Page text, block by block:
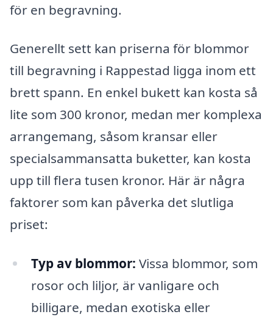
för en begravning.
Generellt sett kan priserna för blommor
till begravning i Rappestad ligga inom ett
brett spann. En enkel bukett kan kosta så
lite som 300 kronor, medan mer komplexa
arrangemang, såsom kransar eller
specialsammansatta buketter, kan kosta
upp till flera tusen kronor. Här är några
faktorer som kan påverka det slutliga
priset:
Typ av blommor: Vissa blommor, som
rosor och liljor, är vanligare och
billigare, medan exotiska eller